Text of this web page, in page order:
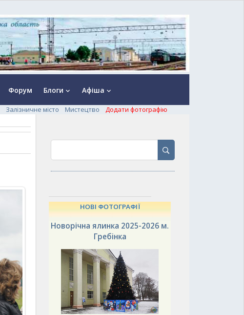
Форум Блоги keyboard_arrow_down Афіша keyboard_arrow_down
Залізничне місто Мистецтво Додати фотографію
НОВІ ФОТОГРАФІЇ
Новорічна ялинка 2025-2026 м.
Гребінка